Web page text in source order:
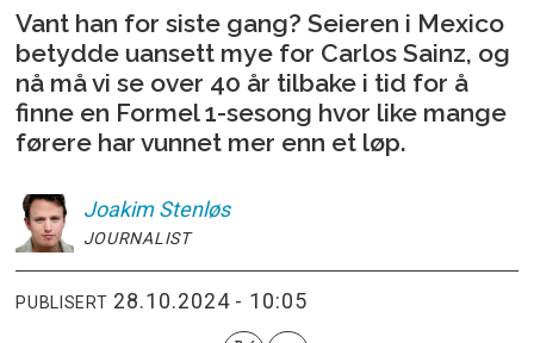
Vant han for siste gang? Seieren i Mexico
betydde uansett mye for Carlos Sainz, og
nå må vi se over 40 år tilbake i tid for å
finne en Formel 1-sesong hvor like mange
førere har vunnet mer enn et løp.
Joakim Stenløs
JOURNALIST
PUBLISERT 28.10.2024 - 10:05